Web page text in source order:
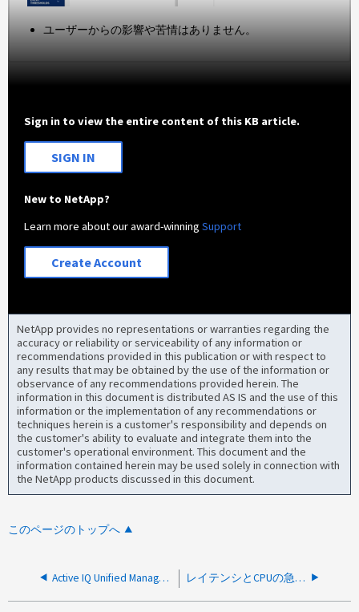
ユーザーからの影響や苦情はありません。
Sign in to view the entire content of this KB article.
SIGN IN
New to NetApp?
Learn more about our award-winningSupport
Create Account
NetApp provides no representations or warranties regarding the
accuracy or reliability or serviceability of any information or
recommendations provided in this publication or with respect to
any results that may be obtained by the use of the information or
observance of any recommendations provided herein. The
information in this document is distributed AS IS and the use of this
information or the implementation of any recommendations or
techniques herein is a customer's responsibility and depends on
the customer's ability to evaluate and integrate them into the
customer's operational environment. This document and the
information contained herein may be used solely in connection with
the NetApp products discussed in this document.
このページのトップへ
Active IQ Unified ManagerのPEAK PERFORMANCEラインが50パーセントに急激に低下 レイテンシとCPUの急激な増加